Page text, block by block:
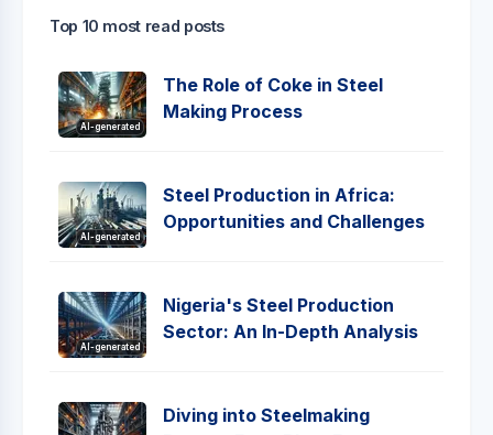
Top 10 most read posts
AI-generated
The Role of Coke in Steel
Making Process
AI-generated
Steel Production in Africa:
Opportunities and Challenges
AI-generated
Nigeria's Steel Production
Sector: An In-Depth Analysis
Diving into Steelmaking